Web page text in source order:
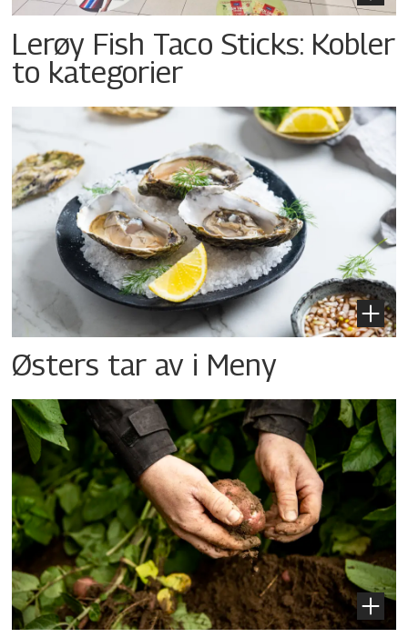
Lerøy Fish Taco Sticks: Kobler
to kategorier
Østers tar av i Meny